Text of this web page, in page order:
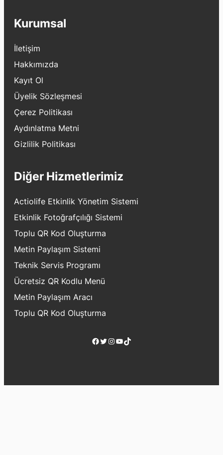
Kurumsal
İletişim
Hakkımızda
Kayıt Ol
Üyelik Sözleşmesi
Çerez Politikası
Aydınlatma Metni
Gizlilik Politikası
Diğer Hizmetlerimiz
Actiolife Etkinlik Yönetim Sistemi
Etkinlik Fotoğrafçılığı Sistemi
Toplu QR Kod Oluşturma
Metin Paylaşım Sistemi
Teknik Servis Programı
Ücretsiz QR Kodlu Menü
Metin Paylaşım Aracı
Toplu QR Kod Oluşturma
Facebook
Twitter
Instagram
YouTube
TikTok